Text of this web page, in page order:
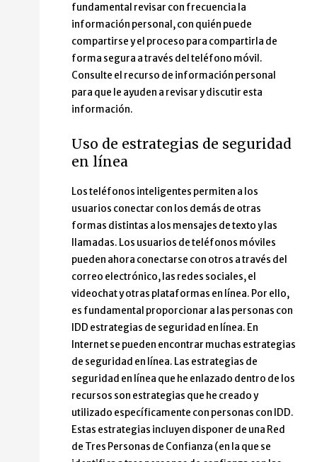
fundamental revisar con frecuencia la
información personal, con quién puede
compartirse y el proceso para compartirla de
forma segura a través del teléfono móvil.
Consulte el recurso de información personal
para que le ayuden a revisar y discutir esta
información.
Uso de estrategias de seguridad
en línea
Los teléfonos inteligentes permiten a los
usuarios conectar con los demás de otras
formas distintas a los mensajes de texto y las
llamadas. Los usuarios de teléfonos móviles
pueden ahora conectarse con otros a través del
correo electrónico, las redes sociales, el
videochat y otras plataformas en línea. Por ello,
es fundamental proporcionar a las personas con
IDD estrategias de seguridad en línea. En
Internet se pueden encontrar muchas estrategias
de seguridad en línea. Las estrategias de
seguridad en línea que he enlazado dentro de los
recursos son estrategias que he creado y
utilizado específicamente con personas con IDD.
Estas estrategias incluyen disponer de una Red
de Tres Personas de Confianza (en la que se